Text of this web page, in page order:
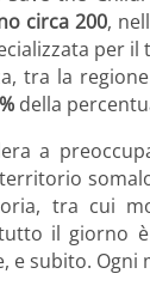
circa 200,
per
tra la
della
a
tra cui
il giorno
e subito.